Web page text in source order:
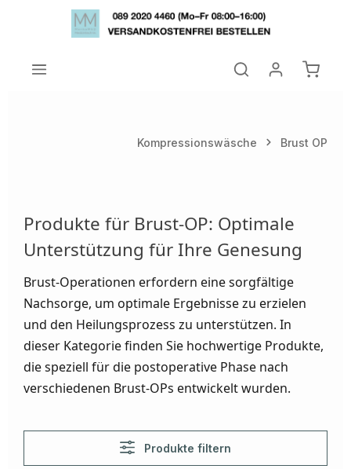
Zum Hauptinhalt springen
Kompressionswäsche Brust OP
Produkte für Brust-OP: Optimale
Unterstützung für Ihre Genesung
Brust-Operationen erfordern eine sorgfältige
Nachsorge, um optimale Ergebnisse zu erzielen
und den Heilungsprozess zu unterstützen. In
dieser Kategorie finden Sie hochwertige Produkte,
die speziell für die postoperative Phase nach
verschiedenen Brust-OPs entwickelt wurden.
Produkte filtern